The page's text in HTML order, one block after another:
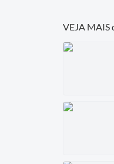
VEJA MAIS